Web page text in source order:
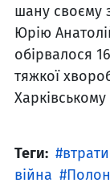
шану своєму
Юрію
обірвалося
тяжкої
Харківському
Теги: втрати
війна